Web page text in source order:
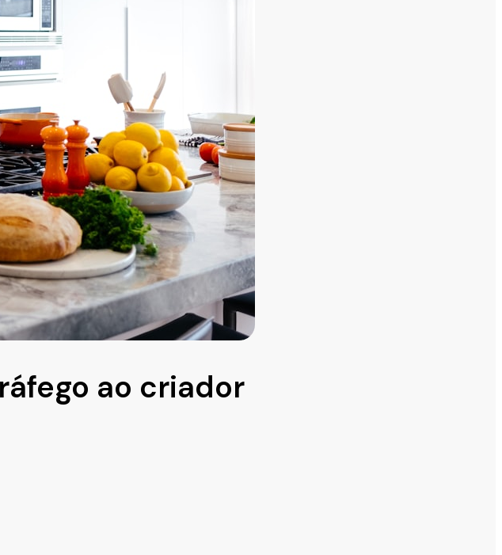
ao criador